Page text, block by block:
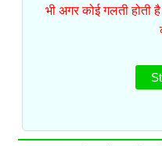
भी अगर कोई गलती